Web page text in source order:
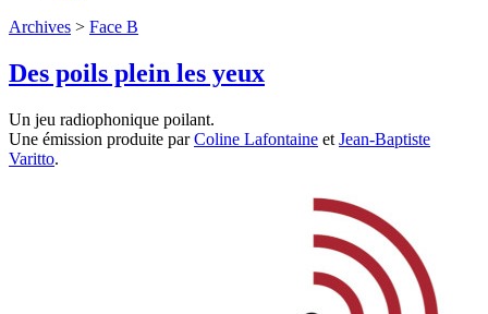
Archives > Face B
Des poils plein les yeux
Un jeu radiophonique poilant.
Une émission produite parColine Lafontaine et Jean-Baptiste
Varitto.